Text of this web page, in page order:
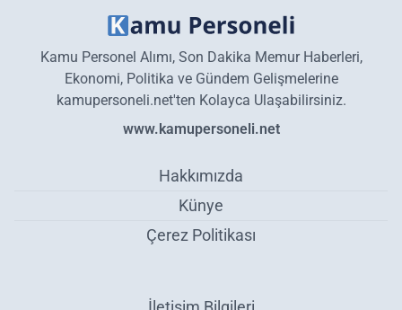
Kamu Personel Alımı, Son Dakika Memur Haberleri,
Ekonomi, Politika ve Gündem Gelişmelerine
kamupersoneli.net'ten Kolayca Ulaşabilirsiniz.
www.kamupersoneli.net
Hakkımızda
Künye
Çerez Politikası